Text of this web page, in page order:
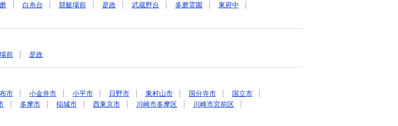
白糸台 競艇場前 是政 武蔵野台 多磨霊園
東府中
前 是政
市 小金井市 小平市 日野市 東村山市 国分寺市
国立市
多摩市 稲城市 西東京市 川崎市多摩区
川崎市宮前区